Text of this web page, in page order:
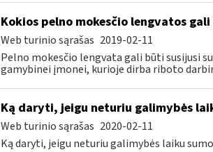
Kokios pelno mokesčio lengvatos
Web turinio sąrašas 2019-02-11
Pelno mokesčio lengvata gali būti susijusi
gamybinei įmonei, kurioje dirba riboto
Ką daryti, jeigu neturiu galimybės
Web turinio sąrašas 2020-02-11
Ką daryti, jeigu neturiu galimybės laiku